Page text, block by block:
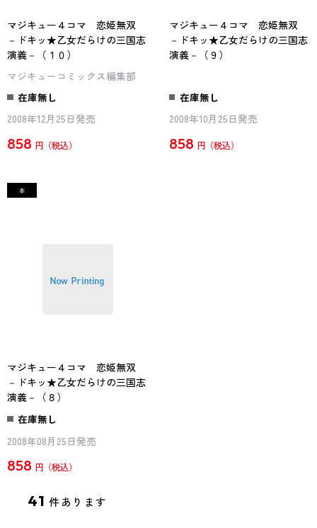
マジキュー４コマ 恋姫無双
－ドキッ★乙女だらけの三国志
演義－（１０）
マジキューコミックス編集部
在庫無し
2008年12月25日発売
858 円
マジキュー４コマ 恋姫無双
－ドキッ★乙女だらけの三国志
演義－（９）
在庫無し
2008年10月25日発売
858 円
マジキュー４コマ 恋姫無双
－ドキッ★乙女だらけの三国志
演義－（８）
在庫無し
2008年08月25日発売
858 円
41 件あります